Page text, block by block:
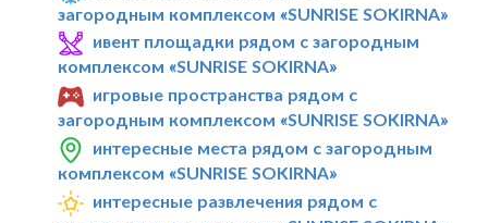
загородным комплексом «SUNRISE SOKIRNA»
ивент площадки рядом с загородным
комплексом «SUNRISE SOKIRNA»
игровые пространства рядом с
загородным комплексом «SUNRISE SOKIRNA»
интересные места рядом с загородным
комплексом «SUNRISE SOKIRNA»
интересные развлечения рядом с